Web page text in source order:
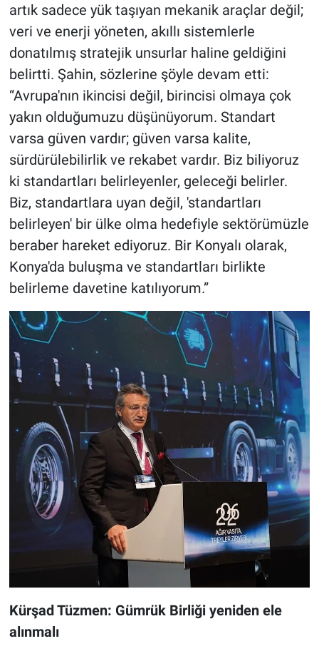
artık sadece yük taşıyan mekanik araçlar değil;
veri ve enerji yöneten, akıllı sistemlerle
donatılmış stratejik unsurlar haline geldiğini
belirtti. Şahin, sözlerine şöyle devam etti:
“Avrupa'nın ikincisi değil, birincisi olmaya çok
yakın olduğumuzu düşünüyorum. Standart
varsa güven vardır; güven varsa kalite,
sürdürülebilirlik ve rekabet vardır. Biz biliyoruz
ki standartları belirleyenler, geleceği belirler.
Biz, standartlara uyan değil, 'standartları
belirleyen' bir ülke olma hedefiyle sektörümüzle
beraber hareket ediyoruz. Bir Konyalı olarak,
Konya'da buluşma ve standartları birlikte
belirleme davetine katılıyorum.”
Kürşad Tüzmen: Gümrük Birliği yeniden ele
alınmalı